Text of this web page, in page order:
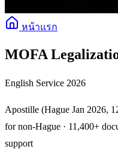
หน้าแรก
MOFA
English Service 2026
Apostille (Hague Jan 2026,
for non-Hague · 11,400+
support